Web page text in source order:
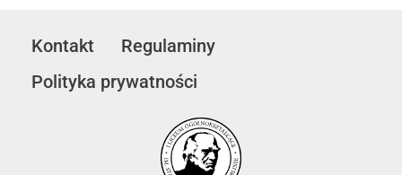
Kontakt
Regulaminy
Polityka prywatności